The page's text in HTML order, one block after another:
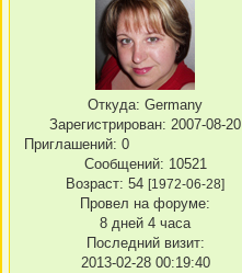
Откуда: Germany
Зарегистрирован: 2007-08-20
Приглашений: 0
Сообщений: 10521
Возраст: 54 [1972-06-28]
Провел на форуме:
8 дней 4 часа
Последний визит:
2013-02-28 00:19:40